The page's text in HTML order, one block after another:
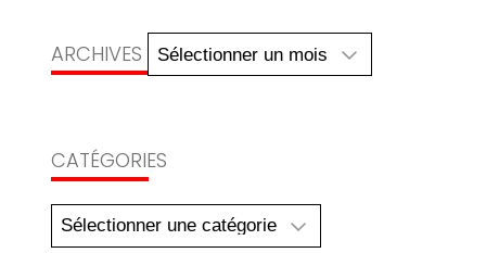
ARCHIVES
Archives
CATÉGORIES
Catégories